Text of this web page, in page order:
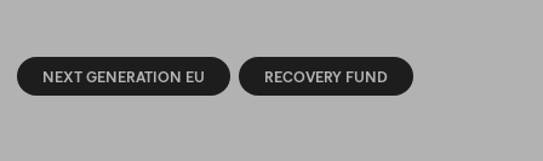
NEXT GENERATION EU RECOVERY FUND